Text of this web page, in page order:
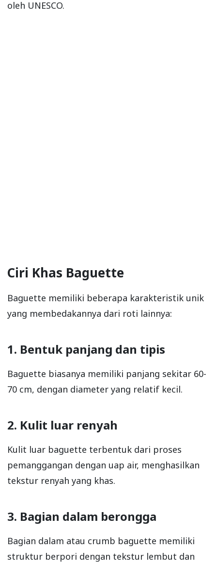
oleh UNESCO.
Ciri Khas Baguette
Baguette memiliki beberapa karakteristik unik
yang membedakannya dari roti lainnya:
1. Bentuk panjang dan tipis
Baguette biasanya memiliki panjang sekitar 60-
70 cm, dengan diameter yang relatif kecil.
2. Kulit luar renyah
Kulit luar baguette terbentuk dari proses
pemanggangan dengan uap air, menghasilkan
tekstur renyah yang khas.
3. Bagian dalam berongga
Bagian dalam atau crumb baguette memiliki
struktur berpori dengan tekstur lembut dan